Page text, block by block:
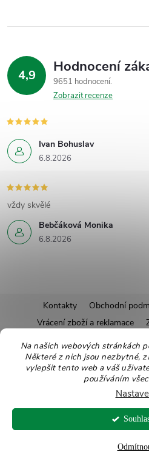
Na našich webových stránkách
Některé z nich jsou nezbytné,
vylepšit tento web a váš
používáním
4,9 Hodnocení
9651 hodnocení
Zobrazit recenze
Ivan Bohuslav
6.8.2026
Bebčáková Monika
6.8.2026
vždy skvělé
á
Kontakty Obchodní
Vrácení zboží a reklamace
Pravidla soutěží
Pro nové dodavatele
Vytvořil
Copyright 2026Zdravoslav. Všechna
cookies